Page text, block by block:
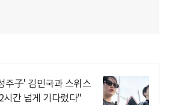
주子' 김민국과 스위스
시간 넘게 기다렸다"